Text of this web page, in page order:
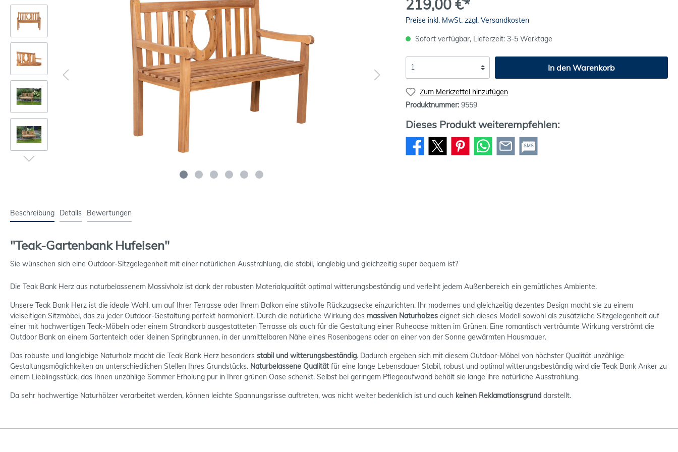
219,00 €*
Preise inkl. MwSt. zzgl. Versandkosten
Sofort verfügbar, Lieferzeit: 3-5 Werktage
In den Warenkorb
Zum Merkzettel hinzufügen
Produktnummer: 9559
Dieses Produkt weiterempfehlen:
SMS
Beschreibung Details Bewertungen
"Teak-Gartenbank Hufeisen"
Sie wünschen sich eine Outdoor-Sitzgelegenheit mit einer natürlichen Ausstrahlung, die stabil, langlebig und gleichzeitig super bequem ist?
Die Teak Bank Herz aus naturbelassenem Massivholz ist dank der robusten Materialqualität optimal witterungsbeständig und verleiht jedem Außenbereich ein gemütliches Ambiente.
Unsere Teak Bank Herz ist die ideale Wahl, um auf Ihrer Terrasse oder Ihrem Balkon eine stilvolle Rückzugsecke einzurichten. Ihr modernes und gleichzeitig dezentes Design macht sie zu einem
vielseitigen Sitzmöbel, das zu jeder Outdoor-Gestaltung perfekt harmoniert. Durch die natürliche Wirkung des massiven Naturholzes eignet sich dieses Modell sowohl als zusätzliche Sitzgelegenheit auf
einer mit hochwertigen Teak-Möbeln oder einem Strandkorb ausgestatteten Terrasse als auch für die Gestaltung einer Ruheoase mitten im Grünen. Eine romantisch verträumte Wirkung verströmt die
Outdoor Bank an einem Gartenteich oder kleinen Springbrunnen, in der unmittelbaren Nähe eines Rosenbogens oder an einer von der Sonne gewärmten Hausmauer.
Das robuste und langlebige Naturholz macht die Teak Bank Herz besonders stabil und witterungsbeständig. Dadurch ergeben sich mit diesem Outdoor-Möbel von höchster Qualität unzählige
Gestaltungsmöglichkeiten an unterschiedlichen Stellen Ihres Grundstücks. Naturbelassene Qualitätfür eine lange Lebensdauer Stabil, robust und optimal witterungsbeständig wird die Teak Bank Anker zu
einem Lieblingsstück, das Ihnen unzählige Sommer Erholung pur in Ihrer grünen Oase schenkt. Selbst bei geringem Pflegeaufwand behält sie lange ihre natürliche Ausstrahlung.
Da sehr hochwertige Naturhölzer verarbeitet werden, können leichte Spannungsrisse auftreten, was nicht weiter bedenklich ist und auch keinen Reklamationsgrund darstellt.